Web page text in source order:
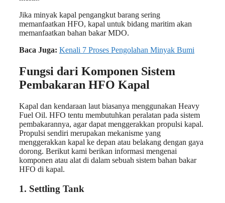
Jika minyak kapal pengangkut barang sering
memanfaatkan HFO, kapal untuk bidang maritim akan
memanfaatkan bahan bakar MDO.
Baca Juga: Kenali 7 Proses Pengolahan Minyak Bumi
Fungsi dari Komponen Sistem
Pembakaran HFO Kapal
Kapal dan kendaraan laut biasanya menggunakan Heavy
Fuel Oil. HFO tentu membutuhkan peralatan pada sistem
pembakarannya, agar dapat menggerakkan propulsi kapal.
Propulsi sendiri merupakan mekanisme yang
menggerakkan kapal ke depan atau belakang dengan gaya
dorong. Berikut kami berikan informasi mengenai
komponen atau alat di dalam sebuah sistem bahan bakar
HFO di kapal.
1. Settling Tank